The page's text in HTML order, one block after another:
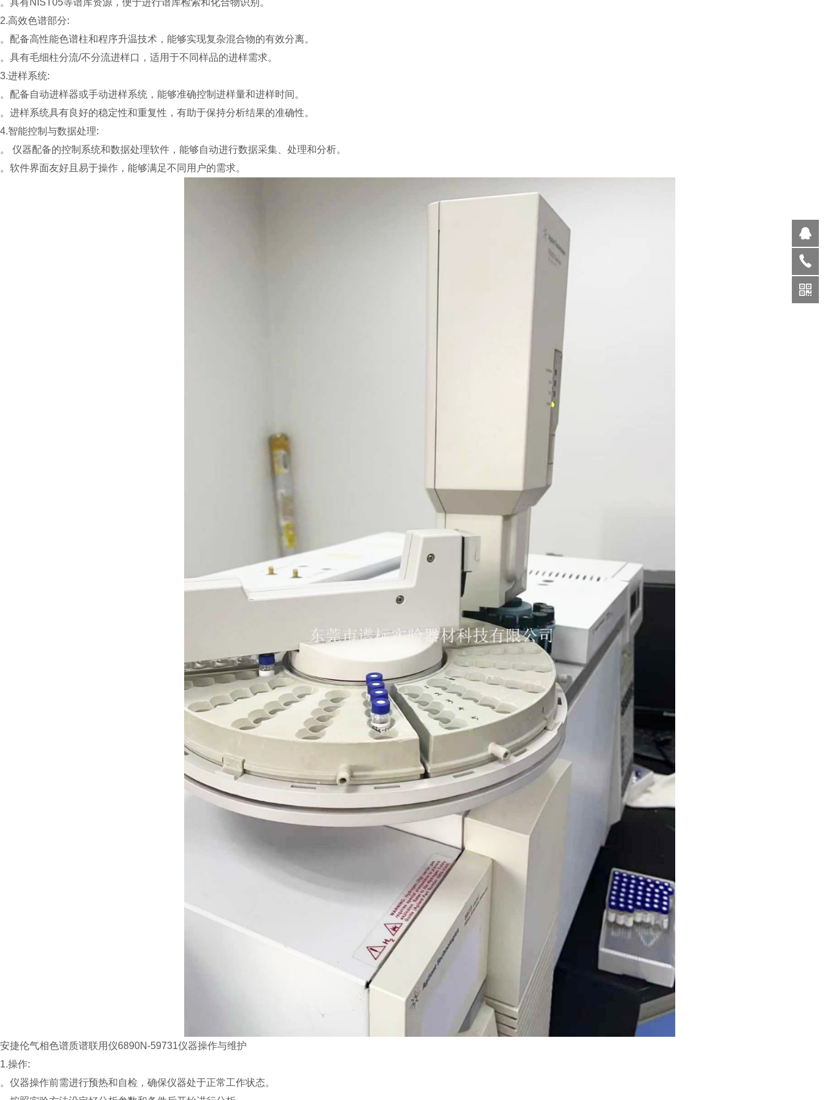
。具有NIST05等谱库资源，便于进行谱库检索和化合物识别。
2.高效色谱部分:
。配备高性能色谱柱和程序升温技术，能够实现复杂混合物的有效分离。
。具有毛细柱分流/不分流进样口，适用于不同样品的进样需求。
3.进样系统:
。配备自动进样器或手动进样系统，能够准确控制进样量和进样时间。
。进样系统具有良好的稳定性和重复性，有助于保持分析结果的准确性。
4.智能控制与数据处理:
。 仪器配备的控制系统和数据处理软件，能够自动进行数据采集、处理和分析。
。软件界面友好且易于操作，能够满足不同用户的需求。
安捷伦气相色谱质谱联用仪6890N-59731仪器操作与维护
1.操作:
。仪器操作前需进行预热和自检，确保仪器处于正常工作状态。